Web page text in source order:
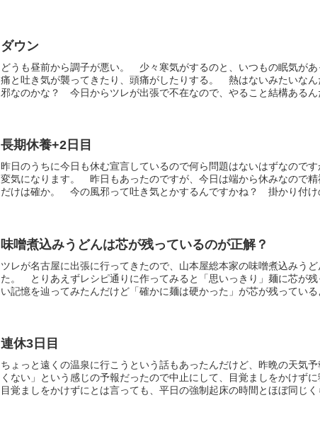
ダウン
どうも昼前から調子が悪い。 少々寒気がするのと、いつもの眠気が
痛と吐き気が襲ってきたり、頭痛がしたりする。 熱はないみたいな
邪なのかな？ 今日からツレが出張で不在なので、やること結構あるん
長期休養+2日目
昨日のうちに今日も休む宣言しているので何ら問題はないはずなので
変気になります。 昨日もあったのですが、今日は端から休みなので精
だけは確か。 今の風邪って吐き気とかするんですかね？ 掛かり付け
味噌煮込みうどんは芯が残っているのが正解？
ツレが名古屋に出張に行ってきたので、山本屋総本家の味噌煮込みう
た。 とりあえずレシピ通りに作ってみると「思いっきり」麺に芯が
い記憶を辿ってみたんだけど「確かに麺は硬かった」が芯が残っている
連休3日目
ちょっと遠くの温泉に行こうという話もあったんだけど、昨晩の天気
くない」という感じの予報だったので中止にして、目覚ましをかけず
目覚ましをかけずにとは言っても、平日の強制起床の時間とほぼ同じく